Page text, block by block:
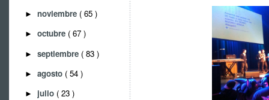
► noviembre ( 65 )
► octubre ( 67 )
► septiembre ( 83 )
► agosto ( 54 )
► julio ( 23 )